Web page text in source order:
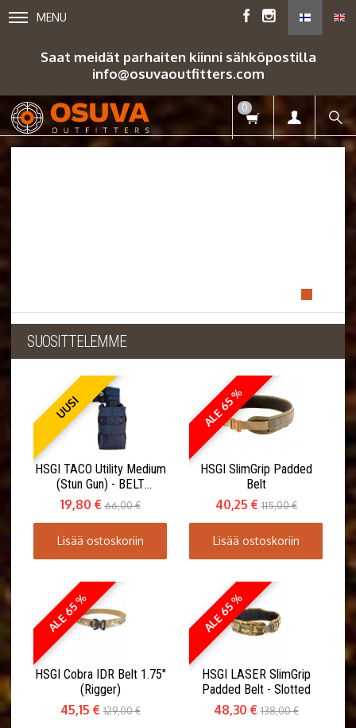
MENU
Saat meidät parhaiten kiinni sähköpostilla
info@osuvaoutfitters.com
0
SUOSITTELEMME
UUSI
HSGI TACO Utility Medium
(Stun Gun) - BELT
MOUNT(ABM)
19,80 € 66,00 €
Lisää ostoskoriin
ALE 65 %
HSGI SlimGrip Padded
Belt
40,25 € 115,00 €
Lisää ostoskoriin
ALE 65 %
HSGI Cobra IDR Belt 1.75"
(Rigger)
45,15 € 129,00 €
ALE 65 %
HSGI LASER SlimGrip
Padded Belt - Slotted
48,30 € 138,00 €